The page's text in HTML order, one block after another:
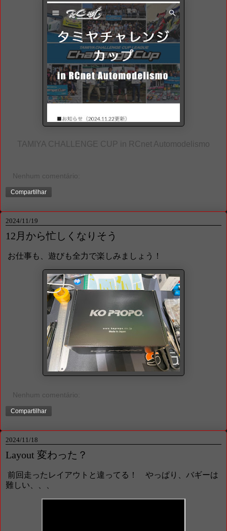
TAMIYA CHALLENGE CUP in RCnet Automodelismo
Nenhum comentário:
Compartilhar
2024/11/19
12月から忙しくなりそう
お仕事も、遊びも全力で楽しみましょう！
Nenhum comentário:
Compartilhar
2024/11/18
Layout 変わった？
前回走ったレイアウトと違ってる！ やっぱり、バギーは
難しい、、、